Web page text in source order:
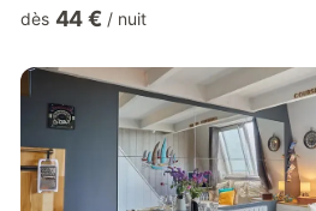
pourrez profiter d'un balcon. Le
canapé convertible (double) et coin
équipée avec notamment : bouilloire
micro-ondes, g...
dès 44 € / nuit